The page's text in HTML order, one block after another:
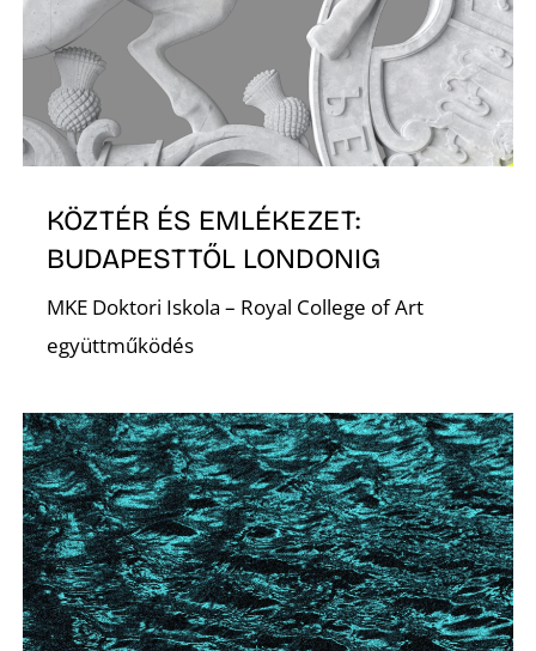
KÖZTÉR ÉS EMLÉKEZET:
BUDAPESTTŐL LONDONIG
MKE Doktori Iskola – Royal College of Art
együttműködés